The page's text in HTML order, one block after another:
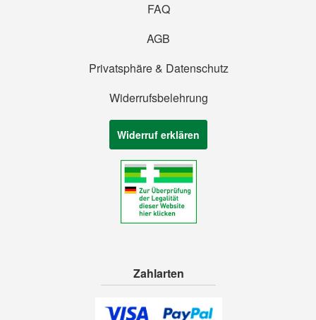
FAQ
AGB
Privatsphäre & Datenschutz
Widerrufsbelehrung
Widerruf erklären
Zahlarten